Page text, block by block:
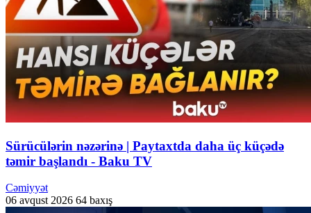
Sürücülərin nəzərinə | Paytaxtda daha üç küçədə
təmir başlandı - Baku TV
Cəmiyyət
06 avqust 2026 64 baxış